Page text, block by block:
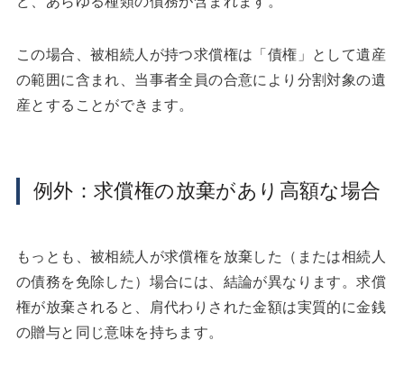
この場合、被相続人が持つ求償権は「債権」として遺産
の範囲に含まれ、当事者全員の合意により分割対象の遺
産とすることができます。
例外：求償権の放棄があり高額な場合
もっとも、被相続人が求償権を放棄した（または相続人
の債務を免除した）場合には、結論が異なります。求償
権が放棄されると、肩代わりされた金額は実質的に金銭
の贈与と同じ意味を持ちます。